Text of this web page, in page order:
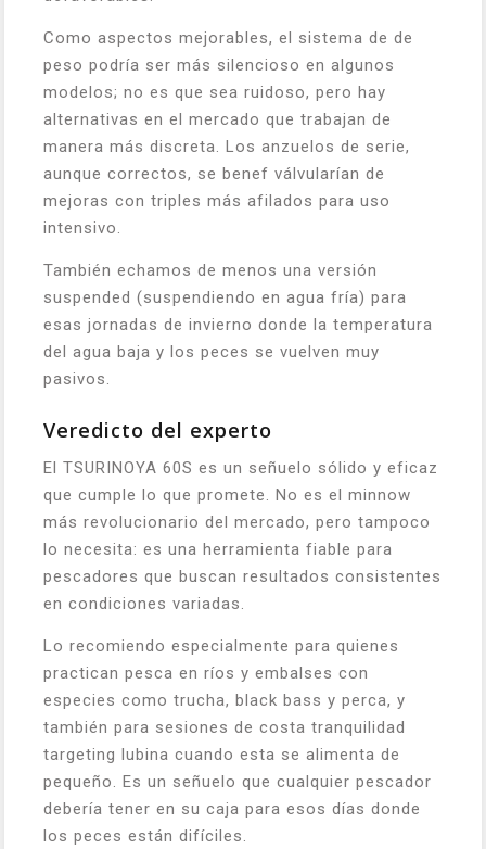
Como aspectos mejorables, el sistema de de
peso podría ser más silencioso en algunos
modelos; no es que sea ruidoso, pero hay
alternativas en el mercado que trabajan de
manera más discreta. Los anzuelos de serie,
aunque correctos, se benef válvularían de
mejoras con triples más afilados para uso
intensivo.
También echamos de menos una versión
suspended (suspendiendo en agua fría) para
esas jornadas de invierno donde la temperatura
del agua baja y los peces se vuelven muy
pasivos.
Veredicto del experto
El TSURINOYA 60S es un señuelo sólido y eficaz
que cumple lo que promete. No es el minnow
más revolucionario del mercado, pero tampoco
lo necesita: es una herramienta fiable para
pescadores que buscan resultados consistentes
en condiciones variadas.
Lo recomiendo especialmente para quienes
practican pesca en ríos y embalses con
especies como trucha, black bass y perca, y
también para sesiones de costa tranquilidad
targeting lubina cuando esta se alimenta de
pequeño. Es un señuelo que cualquier pescador
debería tener en su caja para esos días donde
los peces están difíciles.